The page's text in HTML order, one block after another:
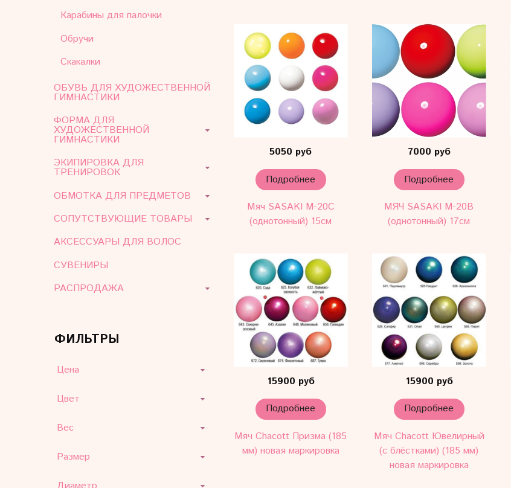
5050 руб
Подробнее
Мяч SASAKI M-20C
(однотонный) 15см
7000 руб
Подробнее
МЯЧ SASAKI М-20В
(однотонный) 17см
15900 руб
Подробнее
Мяч Chacott Призма (185
мм) новая маркировка
15900 руб
Подробнее
Мяч Chacott Ювелирный
(с блёстками) (185 мм)
новая маркировка
Карабины для палочки
Обручи
Скакалки
ОБУВЬ ДЛЯ ХУДОЖЕСТВЕННОЙ
ГИМНАСТИКИ
ФОРМА ДЛЯ
ХУДОЖЕСТВЕННОЙ
ГИМНАСТИКИ
ЭКИПИРОВКА ДЛЯ
ТРЕНИРОВОК
ОБМОТКА ДЛЯ ПРЕДМЕТОВ
СОПУТСТВУЮЩИЕ ТОВАРЫ
АКСЕССУАРЫ ДЛЯ ВОЛОС
СУВЕНИРЫ
РАСПРОДАЖА
ФИЛЬТРЫ
Цена
Цвет
Вес
Размер